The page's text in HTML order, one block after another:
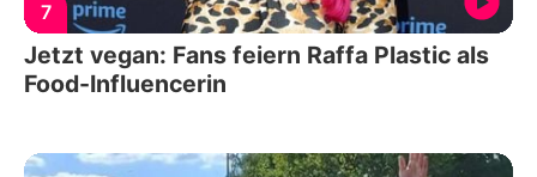
7
Jetzt vegan: Fans feiern Raffa Plastic als
Food-Influencerin